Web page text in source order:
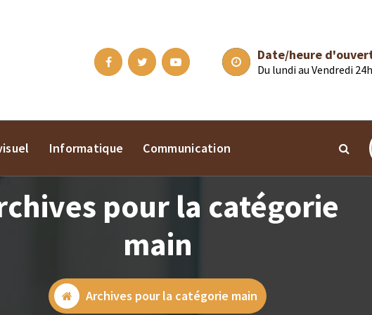
Date/heure
Du lundi au Vendredi
Informatique Communication
pour la catégorie
main
Archives pour la catégorie main